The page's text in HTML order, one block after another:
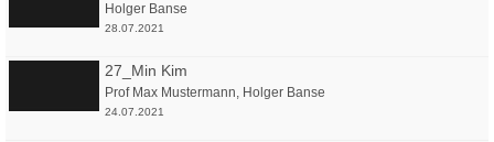
Holger Banse
28.07.2021
27_Min Kim
Prof Max Mustermann, Holger Banse
24.07.2021